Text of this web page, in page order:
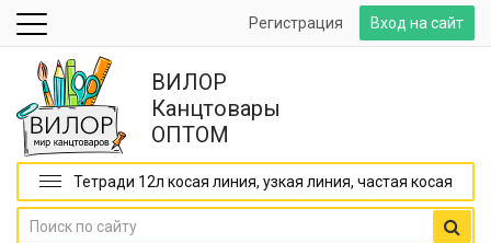
Вход на сайт
Регистрация
ВИЛОР
Канцтовары
ОПТОМ
Тетради 12л косая линия, узкая линия, частая косая